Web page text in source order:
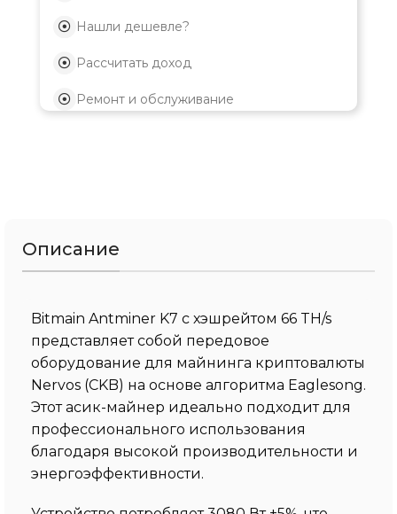
Нашли дешевле?
Рассчитать доход
Ремонт и обслуживание
Описание
Bitmain Antminer K7 с хэшрейтом 66 TH/s
представляет собой передовое
оборудование для майнинга криптовалюты
Nervos (CKB) на основе алгоритма Eaglesong.
Этот асик-майнер идеально подходит для
профессионального использования
благодаря высокой производительности и
энергоэффективности.